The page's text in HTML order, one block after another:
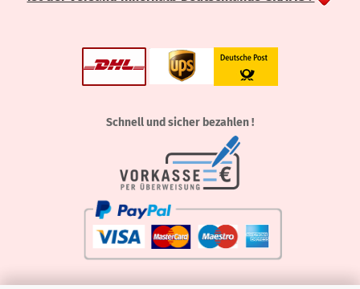
Schnell und sicher bezahlen !